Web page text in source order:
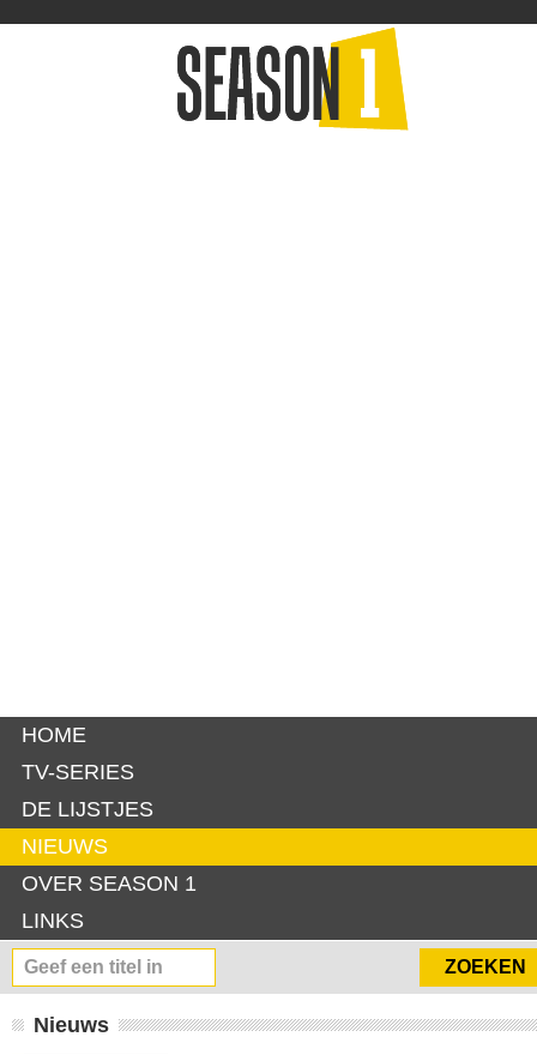
HOME
TV-SERIES
DE LIJSTJES
NIEUWS
OVER SEASON 1
LINKS
Nieuws